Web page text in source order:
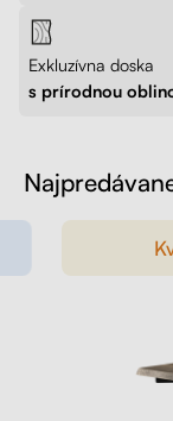
Exkluzívna doska
s prírodnou